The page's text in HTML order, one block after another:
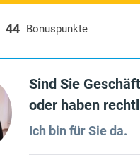
44 Bonuspunkte
Sind Sie
oder haben
Ich bin für Sie da.